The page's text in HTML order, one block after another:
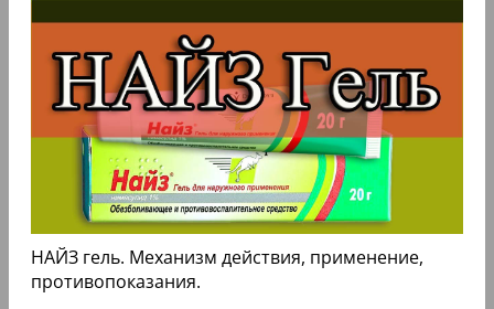
НАЙЗ гель. Механизм действия, применение,
противопоказания.